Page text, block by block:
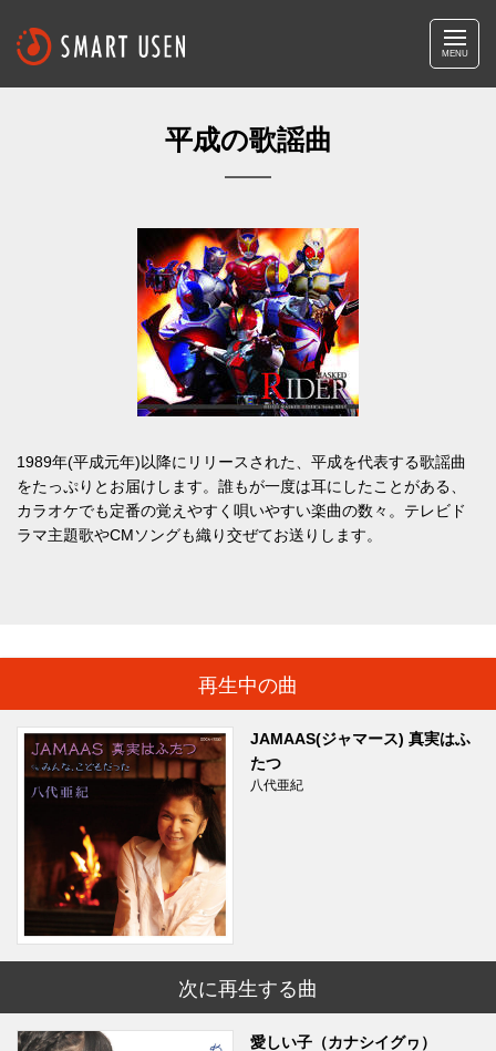
MENU
平成の歌謡曲
1989年(平成元年)以降にリリースされた、平成を代表する歌謡曲
をたっぷりとお届けします。誰もが一度は耳にしたことがある、
カラオケでも定番の覚えやすく唄いやすい楽曲の数々。テレビド
ラマ主題歌やCMソングも織り交ぜてお送りします。
再生中の曲
JAMAAS(ジャマース) 真実はふ
たつ
八代亜紀
次に再生する曲
愛しい子（カナシイグヮ）